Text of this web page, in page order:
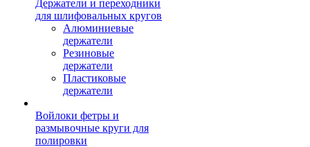
Держатели и переходники
для шлифовальных кругов
Алюминиевые
держатели
Резиновые
держатели
Пластиковые
держатели
Войлоки фетры и
размывочные круги для
полировки